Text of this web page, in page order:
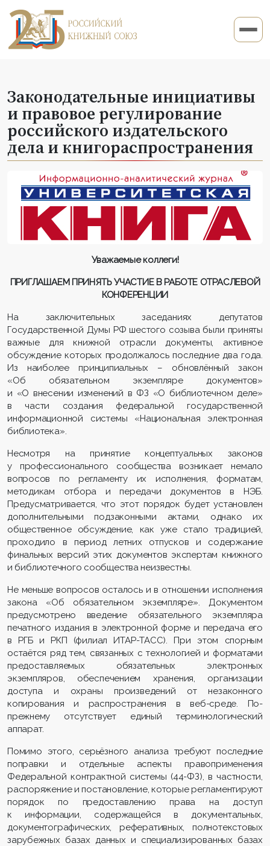
Законодательные инициативы
и правовое регулирование
российского издательского
дела и книгораспространения
Уважаемые коллеги!
ПРИГЛАШАЕМ ПРИНЯТЬ УЧАСТИЕ В РАБОТЕ ОТРАСЛЕВОЙ
КОНФЕРЕНЦИИ
На заключительных заседаниях депутатов
Государственной Думы РФ шестого созыва были приняты
важные для книжной отрасли документы, активное
обсуждение которых продолжалось последние два года.
Из наиболее принципиальных – обновлённый закон
«Об обязательном экземпляре документов»
и «О внесении изменений в ФЗ «О библиотечном деле»
в части создания федеральной государственной
информационной системы «Национальная электронная
библиотека».
Несмотря на принятие концептуальных законов
у профессионального сообщества возникает немало
вопросов по регламенту их исполнения, форматам,
методикам отбора и передачи документов в НЭБ.
Предусматривается, что этот порядок будет установлен
дополнительными подзаконными актами, однако их
общественное обсуждение, как уже стало традицией,
проходило в период летних отпусков и содержание
финальных версий этих документов экспертам книжного
и библиотечного сообщества неизвестны.
Не меньше вопросов осталось и в отношении исполнения
закона «Об обязательном экземпляре». Документом
предусмотрено введение обязательного экземпляра
печатного издания в электронной форме и передача его
в РГБ и РКП (филиал ИТАР-ТАСС). При этом спорным
остаётся ряд тем, связанных с технологией и форматами
предоставляемых обязательных электронных
экземпляров, обеспечением хранения, организации
доступа и охраны произведений от незаконного
копирования и распространения в веб-среде. По-
прежнему отсутствует единый терминологический
аппарат.
Помимо этого, серьёзного анализа требуют последние
поправки и отдельные аспекты правоприменения
Федеральной контрактной системы (44-ФЗ), в частности,
распоряжение и постановление, которые регламентируют
порядок по предоставлению права на доступ
к информации, содержащейся в документальных,
документографических, реферативных, полнотекстовых
зарубежных базах данных и специализированных базах